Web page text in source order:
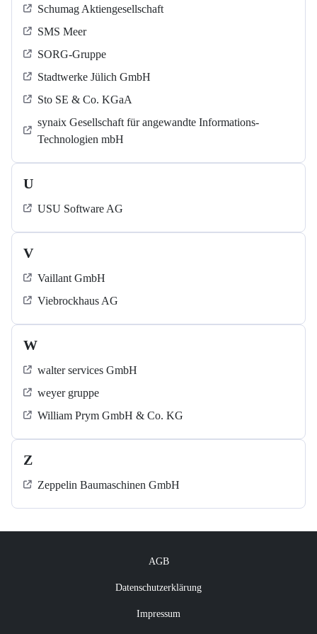
Schumag Aktiengesellschaft
SMS Meer
SORG-Gruppe
Stadtwerke Jülich GmbH
Sto SE & Co. KGaA
synaix Gesellschaft für angewandte Informations-
Technologien mbH
U
USU Software AG
V
Vaillant GmbH
Viebrockhaus AG
W
walter services GmbH
weyer gruppe
William Prym GmbH & Co. KG
Z
Zeppelin Baumaschinen GmbH
AGB
Datenschutzerklärung
Impressum